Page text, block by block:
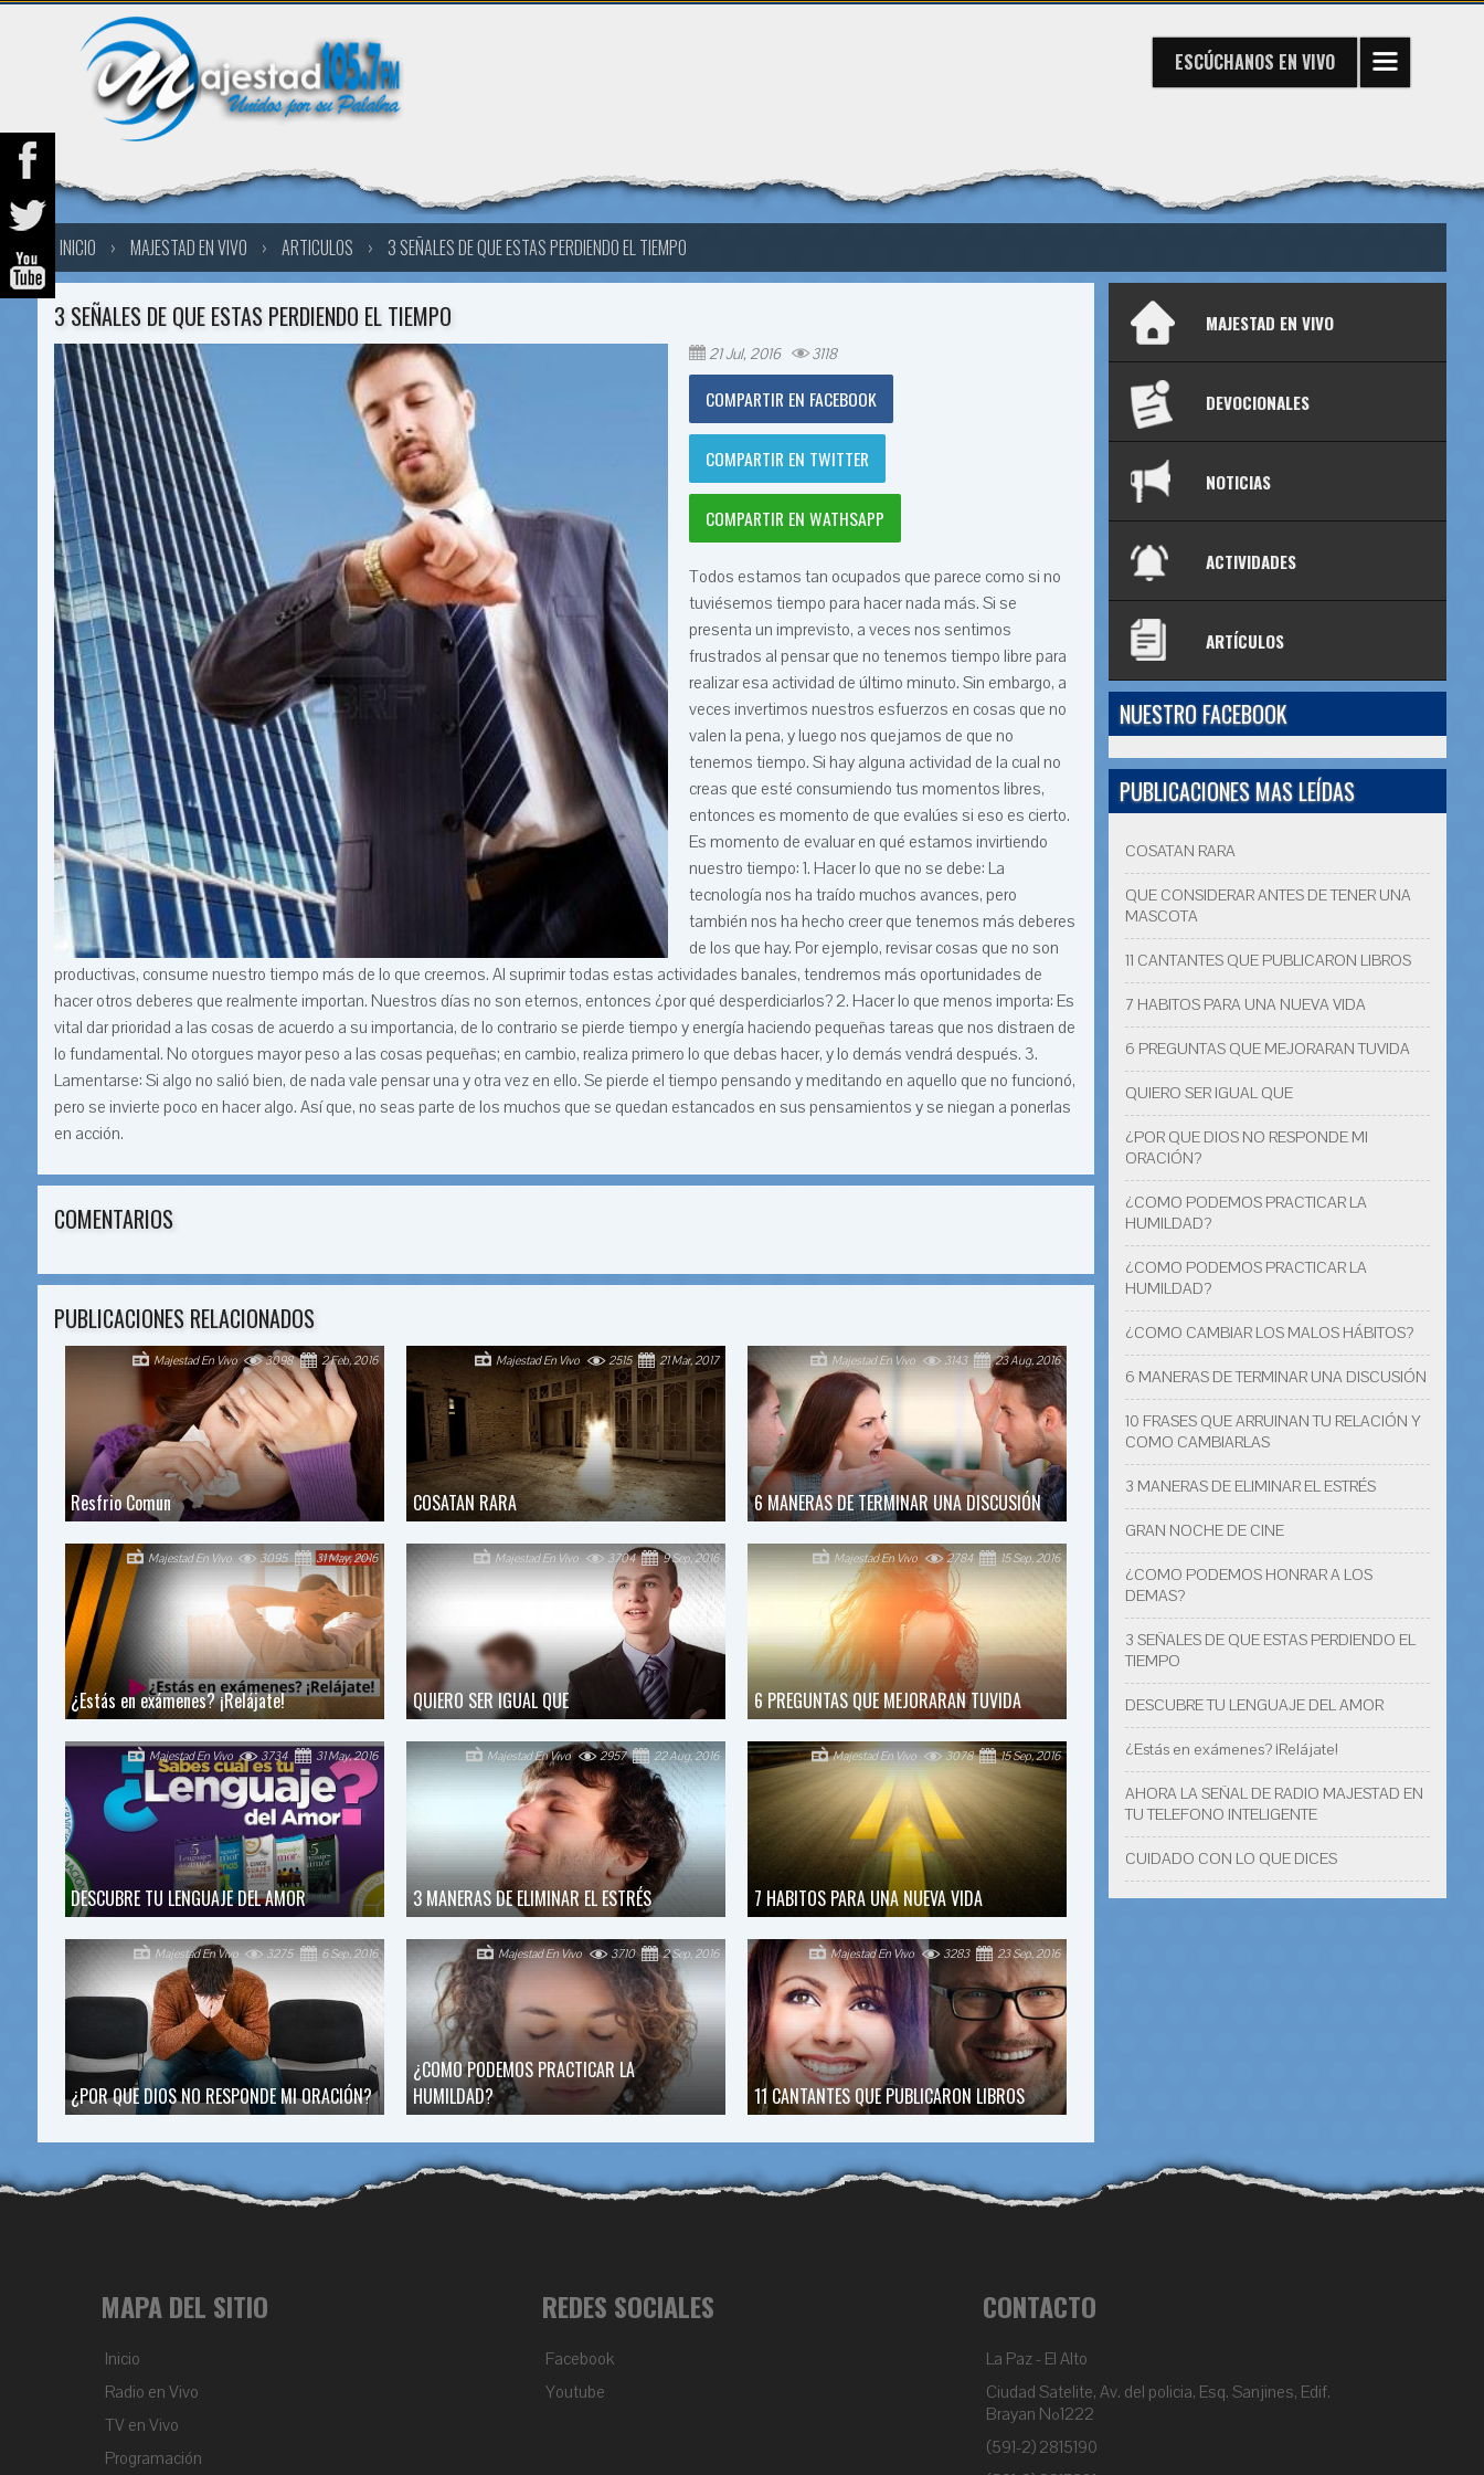
ESCÚCHANOS EN VIVO
INICIO › MAJESTAD EN VIVO › ARTICULOS › 3 SEÑALES DE QUE ESTAS PERDIENDO EL TIEMPO
3 SEÑALES DE QUE ESTAS PERDIENDO EL TIEMPO
21 Jul, 2016 3118
COMPARTIR EN FACEBOOK
COMPARTIR EN TWITTER
COMPARTIR EN WATHSAPP
Todos estamos tan ocupados que parece como si no
tuviésemos tiempo para hacer nada más. Si se
presenta un imprevisto, a veces nos sentimos
frustrados al pensar que no tenemos tiempo libre para
realizar esa actividad de último minuto. Sin embargo, a
veces invertimos nuestros esfuerzos en cosas que no
valen la pena, y luego nos quejamos de que no
tenemos tiempo. Si hay alguna actividad de la cual no
creas que esté consumiendo tus momentos libres,
entonces es momento de que evalúes si eso es cierto.
Es momento de evaluar en qué estamos invirtiendo
nuestro tiempo: 1. Hacer lo que no se debe: La
tecnología nos ha traído muchos avances, pero
también nos ha hecho creer que tenemos más deberes
de los que hay. Por ejemplo, revisar cosas que no son
productivas, consume nuestro tiempo más de lo que creemos. Al suprimir todas estas actividades banales, tendremos más oportunidades de
hacer otros deberes que realmente importan. Nuestros días no son eternos, entonces ¿por qué desperdiciarlos? 2. Hacer lo que menos importa: Es
vital dar prioridad a las cosas de acuerdo a su importancia, de lo contrario se pierde tiempo y energía haciendo pequeñas tareas que nos distraen de
lo fundamental. No otorgues mayor peso a las cosas pequeñas; en cambio, realiza primero lo que debas hacer, y lo demás vendrá después. 3.
Lamentarse: Si algo no salió bien, de nada vale pensar una y otra vez en ello. Se pierde el tiempo pensando y meditando en aquello que no funcionó,
pero se invierte poco en hacer algo. Así que, no seas parte de los muchos que se quedan estancados en sus pensamientos y se niegan a ponerlas
en acción.
COMENTARIOS
PUBLICACIONES RELACIONADOS
Resfrio Comun
2 Feb, 2016
3098
Majestad En Vivo
COSATAN RARA
21 Mar, 2017
2515
Majestad En Vivo
6 MANERAS DE TERMINAR UNA DISCUSIÓN
23 Aug, 2016
3143
Majestad En Vivo
¿Estás en exámenes? ¡Relájate!
31 May, 2016
3095
Majestad En Vivo
QUIERO SER IGUAL QUE
9 Sep, 2016
3704
Majestad En Vivo
6 PREGUNTAS QUE MEJORARAN TUVIDA
15 Sep, 2016
2784
Majestad En Vivo
DESCUBRE TU LENGUAJE DEL AMOR
31 May, 2016
3734
Majestad En Vivo
3 MANERAS DE ELIMINAR EL ESTRÉS
22 Aug, 2016
2957
Majestad En Vivo
7 HABITOS PARA UNA NUEVA VIDA
15 Sep, 2016
3078
Majestad En Vivo
¿POR QUE DIOS NO RESPONDE MI ORACIÓN?
6 Sep, 2016
3275
Majestad En Vivo
¿COMO PODEMOS PRACTICAR LA
HUMILDAD?
2 Sep, 2016
3710
Majestad En Vivo
11 CANTANTES QUE PUBLICARON LIBROS
23 Sep, 2016
3283
Majestad En Vivo
MAJESTAD EN VIVO
DEVOCIONALES
NOTICIAS
ACTIVIDADES
ARTÍCULOS
NUESTRO FACEBOOK
PUBLICACIONES MAS LEÍDAS
COSATAN RARA
QUE CONSIDERAR ANTES DE TENER UNA
MASCOTA
11 CANTANTES QUE PUBLICARON LIBROS
7 HABITOS PARA UNA NUEVA VIDA
6 PREGUNTAS QUE MEJORARAN TUVIDA
QUIERO SER IGUAL QUE
¿POR QUE DIOS NO RESPONDE MI
ORACIÓN?
¿COMO PODEMOS PRACTICAR LA
HUMILDAD?
¿COMO PODEMOS PRACTICAR LA
HUMILDAD?
¿COMO CAMBIAR LOS MALOS HÁBITOS?
6 MANERAS DE TERMINAR UNA DISCUSIÓN
10 FRASES QUE ARRUINAN TU RELACIÓN Y
COMO CAMBIARLAS
3 MANERAS DE ELIMINAR EL ESTRÉS
GRAN NOCHE DE CINE
¿COMO PODEMOS HONRAR A LOS
DEMAS?
3 SEÑALES DE QUE ESTAS PERDIENDO EL
TIEMPO
DESCUBRE TU LENGUAJE DEL AMOR
¿Estás en exámenes? ¡Relájate!
AHORA LA SEÑAL DE RADIO MAJESTAD EN
TU TELEFONO INTELIGENTE
CUIDADO CON LO QUE DICES
MAPA DEL SITIO
Inicio
Radio en Vivo
TV en Vivo
Programación
REDES SOCIALES
Facebook
Youtube
CONTACTO
La Paz - El Alto
Ciudad Satelite, Av. del policia, Esq. Sanjines, Edif.
Brayan Nº1222
(591-2) 2815190